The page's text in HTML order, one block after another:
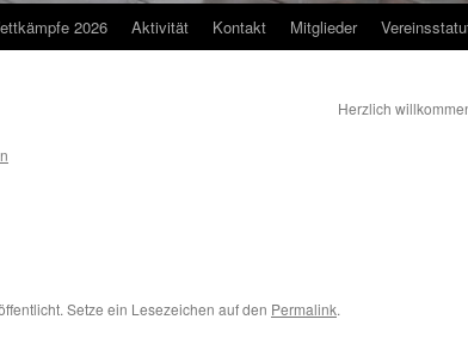
2026 Aktivität Kontakt Mitglieder
Herzlich
Setze ein Lesezeichen auf den Permalink.